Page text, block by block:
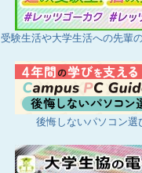
受験生活や大学生活への先輩
後悔しないパソコン選